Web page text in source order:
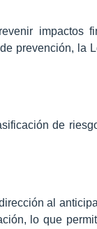
impactos
prevención, la
de
al
lo que